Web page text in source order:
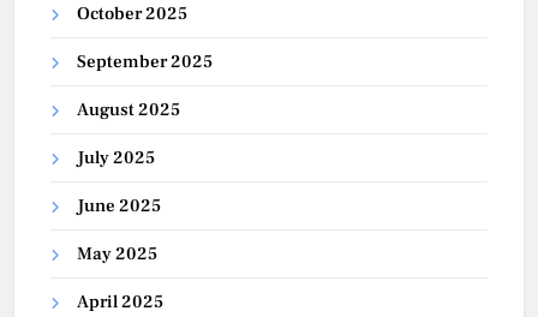
October 2025
September 2025
August 2025
July 2025
June 2025
May 2025
April 2025